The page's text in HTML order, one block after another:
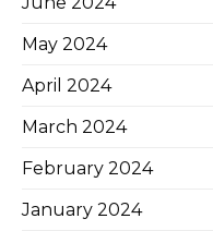
May 2024
April 2024
March 2024
February 2024
January 2024